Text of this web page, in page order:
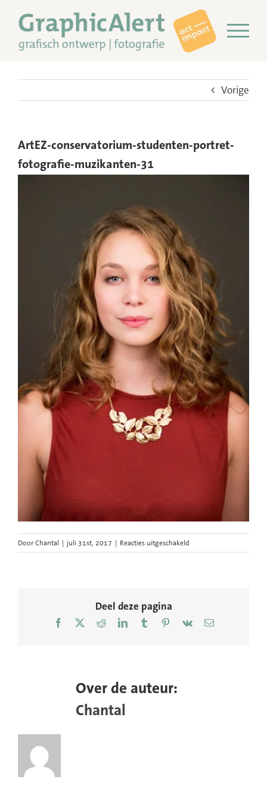
naar
inhoud
Vorige
ArtEZ-conservatorium-studenten-portret-
fotografie-muzikanten-31
DoorChantal | juli 31st, 2017 | Reacties uitgeschakeld
ArtEZ-
31
Deel deze pagina
Facebook
X RedditLinkedInTumblrPinterest
Vk
E-
Over de auteur:
Chantal